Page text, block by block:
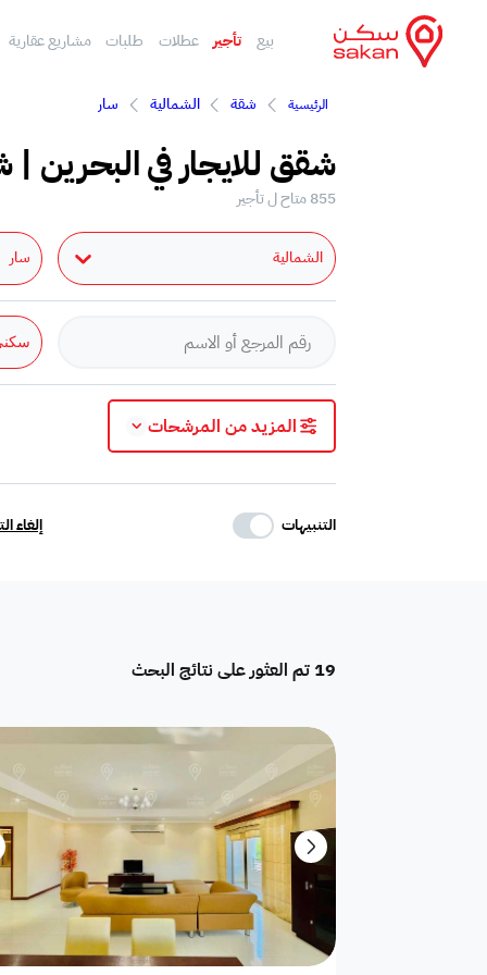
بيع تأجير عطلات طلبات مشاريع عقارية
الرئيسية شقة الشمالية سار
شقق للايجار في البحرين |
855 متاح ل تأجير
الشمالية سار
المزيد من المرشحات
حدد وسائل الراحة
دور هدام أرض سكنية
شقق فندقية فيلا فاخرة تاون هاوس
التنبيهات إلغاء
19 تم العثور على نتائج البحث